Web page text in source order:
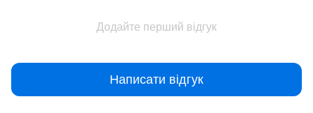
Додайте перший відгук
Написати відгук